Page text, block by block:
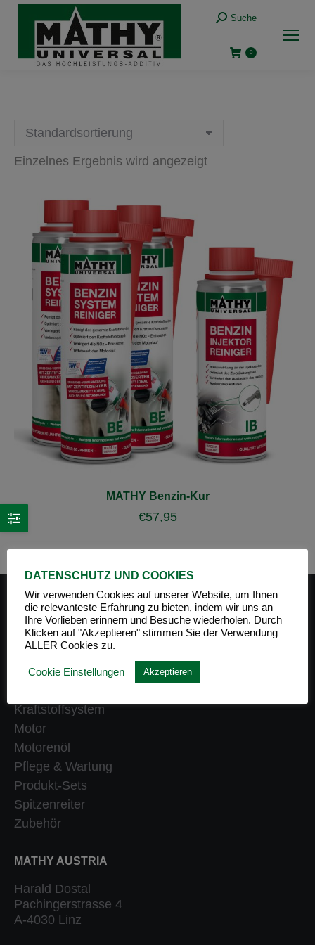
Suche:
Suche
0
Einzelnes Ergebnis wird angezeigt
MATHY Benzin-Kur
€57,95
PRODUKT-KATEGORIEN
Getriebe
Heizung
Kraftstoffsystem
Motor
Motorenöl
Pflege & Wartung
Produkt-Sets
Spitzenreiter
Zubehör
MATHY AUSTRIA
Harald Dostal
Pachingerstrasse 4
A-4030 Linz
DATENSCHUTZ UND COOKIES
Wir verwenden Cookies auf unserer Website, um Ihnen
die relevanteste Erfahrung zu bieten, indem wir uns an
Ihre Vorlieben erinnern und Besuche wiederholen. Durch
Klicken auf "Akzeptieren" stimmen Sie der Verwendung
ALLER Cookies zu.
Cookie Einstellungen Akzeptieren